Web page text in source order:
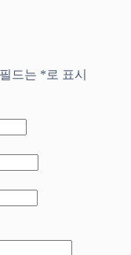
드는 * 로 표시